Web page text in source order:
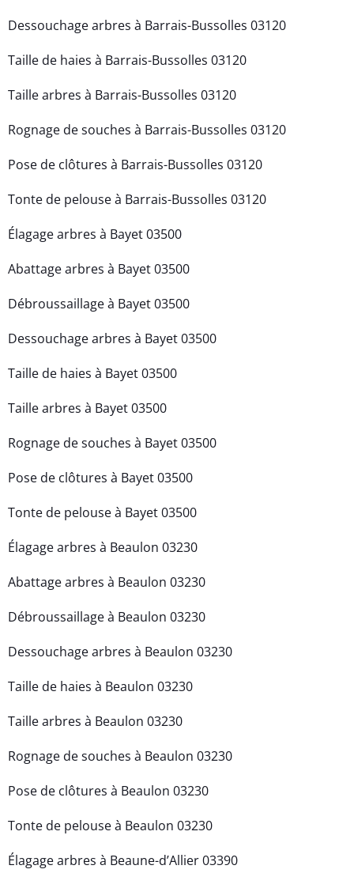
Dessouchage arbres à Barrais-Bussolles 03120
Taille de haies à Barrais-Bussolles 03120
Taille arbres à Barrais-Bussolles 03120
Rognage de souches à Barrais-Bussolles 03120
Pose de clôtures à Barrais-Bussolles 03120
Tonte de pelouse à Barrais-Bussolles 03120
Élagage arbres à Bayet 03500
Abattage arbres à Bayet 03500
Débroussaillage à Bayet 03500
Dessouchage arbres à Bayet 03500
Taille de haies à Bayet 03500
Taille arbres à Bayet 03500
Rognage de souches à Bayet 03500
Pose de clôtures à Bayet 03500
Tonte de pelouse à Bayet 03500
Élagage arbres à Beaulon 03230
Abattage arbres à Beaulon 03230
Débroussaillage à Beaulon 03230
Dessouchage arbres à Beaulon 03230
Taille de haies à Beaulon 03230
Taille arbres à Beaulon 03230
Rognage de souches à Beaulon 03230
Pose de clôtures à Beaulon 03230
Tonte de pelouse à Beaulon 03230
Élagage arbres à Beaune-d’Allier 03390